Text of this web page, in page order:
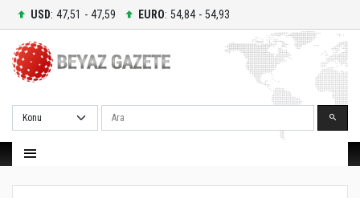
USD: 47,51 - 47,59 EURO: 54,84 - 54,93
Ara